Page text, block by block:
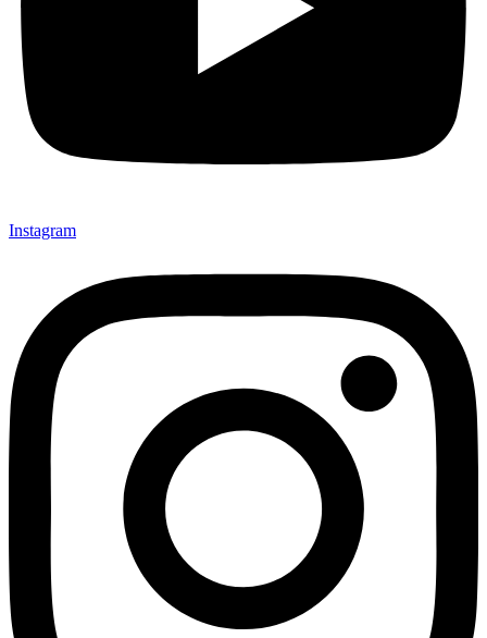
Instagram